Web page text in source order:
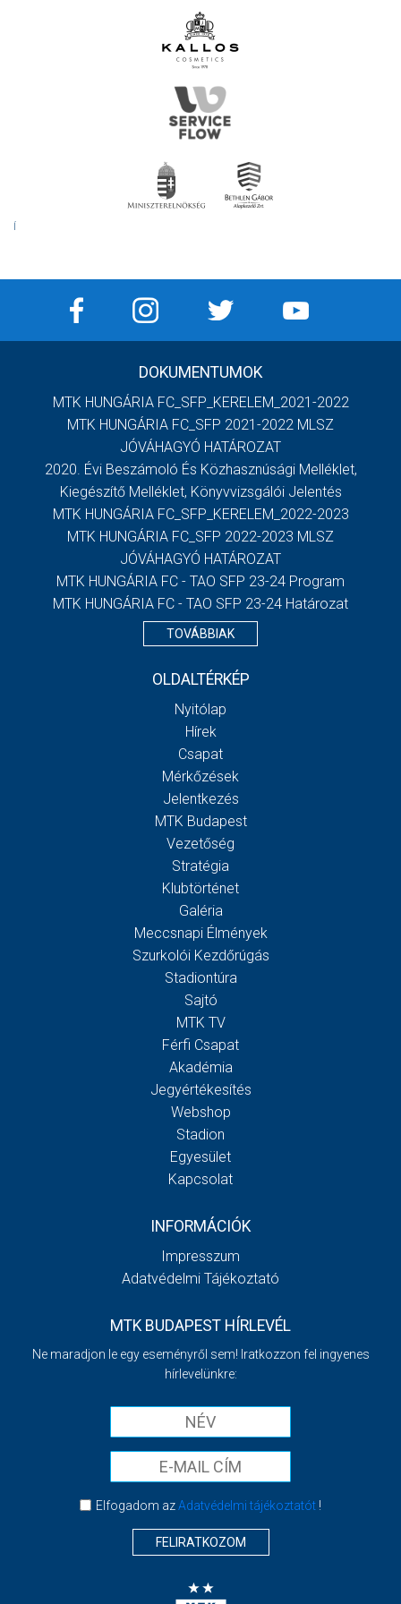
DOKUMENTUMOK
MTK HUNGÁRIA FC_SFP_KERELEM_2021-2022
MTK HUNGÁRIA FC_SFP 2021-2022 MLSZ
JÓVÁHAGYÓ HATÁROZAT
2020. Évi Beszámoló És Közhasznúsági Melléklet,
Kiegészítő Melléklet, Könyvvizsgálói Jelentés
MTK HUNGÁRIA FC_SFP_KERELEM_2022-2023
MTK HUNGÁRIA FC_SFP 2022-2023 MLSZ
JÓVÁHAGYÓ HATÁROZAT
MTK HUNGÁRIA FC - TAO SFP 23-24 Program
MTK HUNGÁRIA FC - TAO SFP 23-24 Határozat
TOVÁBBIAK
OLDALTÉRKÉP
Nyitólap
Hírek
Csapat
Mérkőzések
Jelentkezés
MTK Budapest
Vezetőség
Stratégia
Klubtörténet
Galéria
Meccsnapi Élmények
Szurkolói Kezdőrúgás
Stadiontúra
Sajtó
MTK TV
Férfi Csapat
Akadémia
Jegyértékesítés
Webshop
Stadion
Egyesület
Kapcsolat
INFORMÁCIÓK
Impresszum
Adatvédelmi Tájékoztató
MTK BUDAPEST HÍRLEVÉL
Ne maradjon le egy eseményről sem! Iratkozzon fel ingyenes
hírlevelünkre:
Elfogadom azAdatvédelmi tájékoztatót!
FELIRATKOZOM